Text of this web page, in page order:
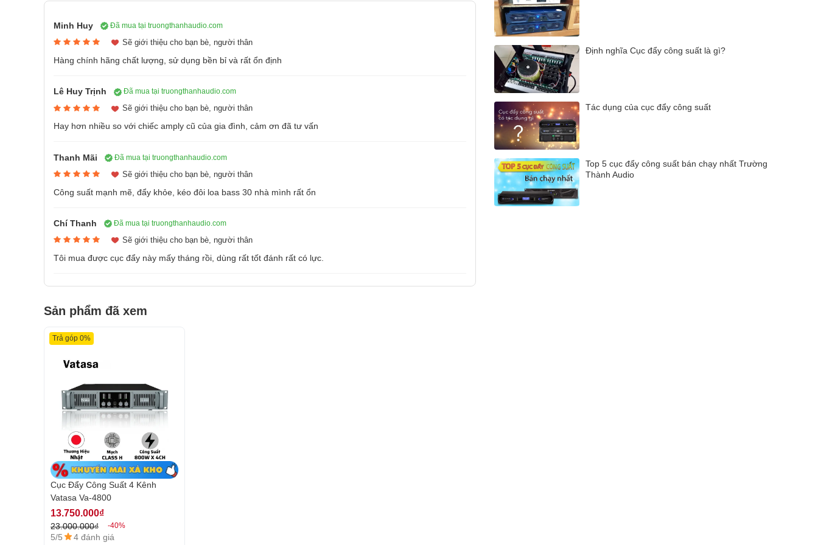
VA4600, VA4800,…
Minh Huy Đã mua tại truongthanhaudio.com
Sẽ giới thiệu cho bạn bè, người thân
Hàng chính hãng chất lượng, sử dụng bền bỉ và rất ổn định
Lê Huy Trịnh Đã mua tại truongthanhaudio.com
Sẽ giới thiệu cho bạn bè, người thân
Hay hơn nhiều so với chiếc amply cũ của gia đình, cảm ơn đã tư vấn
Thanh Mãi Đã mua tại truongthanhaudio.com
Sẽ giới thiệu cho bạn bè, người thân
Công suất mạnh mẽ, đẩy khỏe, kéo đôi loa bass 30 nhà mình rất ổn
Chí Thanh Đã mua tại truongthanhaudio.com
Sẽ giới thiệu cho bạn bè, người thân
Tôi mua được cục đẩy này mấy tháng rồi, dùng rất tốt đánh rất có lực.
Định nghĩa Cục đẩy công suất là gì?
Tác dụng của cục đẩy công suất
Top 5 cục đẩy công suất bán chạy nhất Trường
Thành Audio
Sản phẩm đã xem
Cục Đẩy Công Suất 4 Kênh
Vatasa Va-4800
Trả góp 0%
13.750.000₫
23.000.000₫ -40%
5/5 4 đánh giá